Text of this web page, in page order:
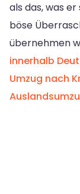
als das, was
böse
übernehmen
innerhalb
Umzug nach